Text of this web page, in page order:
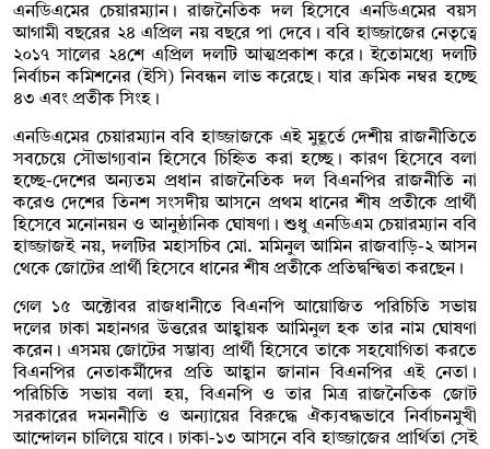
এনডিএমের চেয়ারম্যান। রাজনৈতিক দল হিসেবে এনডিএমের বয়স
আগামী বছরের ২৪ এপ্রিল নয় বছরে পা দেবে। ববি হাজ্জাজের নেতৃত্বে
২০১৭ সালের ২৪শে এপ্রিল দলটি আত্মপ্রকাশ করে। ইতোমধ্যে দলটি
নির্বাচন কমিশনের (ইসি) নিবন্ধন লাভ করেছে। যার ক্রমিক নম্বর হচ্ছে
৪৩ এবং প্রতীক সিংহ।
এনডিএমের চেয়ারম্যান ববি হাজ্জাজকে এই মুহূর্তে দেশীয় রাজনীতিতে
সবচেয়ে সৌভাগ্যবান হিসেবে চিহ্নিত করা হচ্ছে। কারণ হিসেবে বলা
হচ্ছে-দেশের অন্যতম প্রধান রাজনৈতিক দল বিএনপির রাজনীতি না
করেও দেশের তিনশ সংসদীয় আসনে প্রথম ধানের শীষ প্রতীকে প্রার্থী
হিসেবে মনোনয়ন ও আনুষ্ঠানিক ঘোষণা। শুধু এনডিএম চেয়ারম্যান ববি
হাজ্জাজই নয়, দলটির মহাসচিব মো. মমিনুল আমিন রাজবাড়ি-২ আসন
থেকে জোটের প্রার্থী হিসেবে ধানের শীষ প্রতীকে প্রতিদ্বন্দ্বিতা করছেন।
গেল ১৫ অক্টোবর রাজধানীতে বিএনপি আয়োজিত পরিচিতি সভায়
দলের ঢাকা মহানগর উত্তরের আহ্বায়ক আমিনুল হক তার নাম ঘোষণা
করেন। এসময় জোটের সম্ভাব্য প্রার্থী হিসেবে তাকে সহযোগিতা করতে
বিএনপির নেতাকর্মীদের প্রতি আহ্বান জানান বিএনপির এই নেতা।
পরিচিতি সভায় বলা হয়, বিএনপি ও তার মিত্র রাজনৈতিক জোট
সরকারের দমননীতি ও অন্যায়ের বিরুদ্ধে ঐক্যবদ্ধভাবে নির্বাচনমুখী
আন্দোলন চালিয়ে যাবে। ঢাকা-১৩ আসনে ববি হাজ্জাজের প্রার্থিতা সেই